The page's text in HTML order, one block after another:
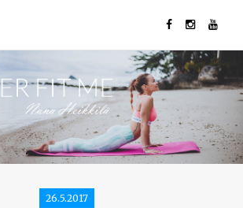
26.5.2017